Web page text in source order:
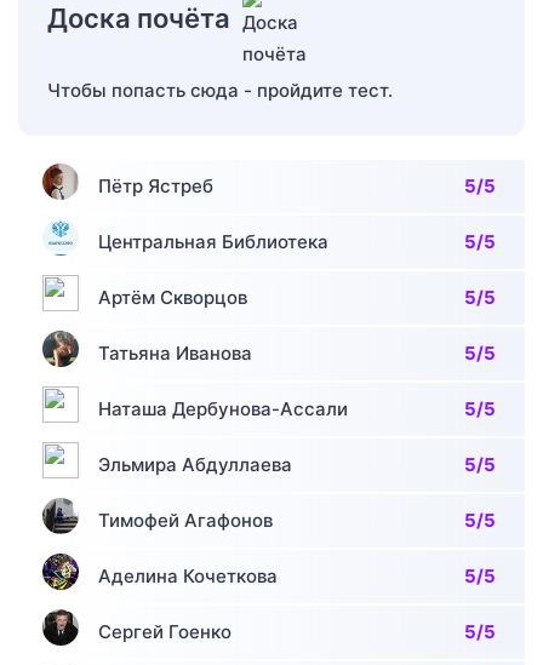
Доска почёта
Чтобы попасть сюда - пройдите тест.
Пётр Ястреб 5/5
Центральная Библиотека 5/5
Артём Скворцов 5/5
Татьяна Иванова 5/5
Наташа Дербунова-Ассали 5/5
Эльмира Абдуллаева 5/5
Тимофей Агафонов 5/5
Аделина Кочеткова 5/5
Сергей Гоенко 5/5